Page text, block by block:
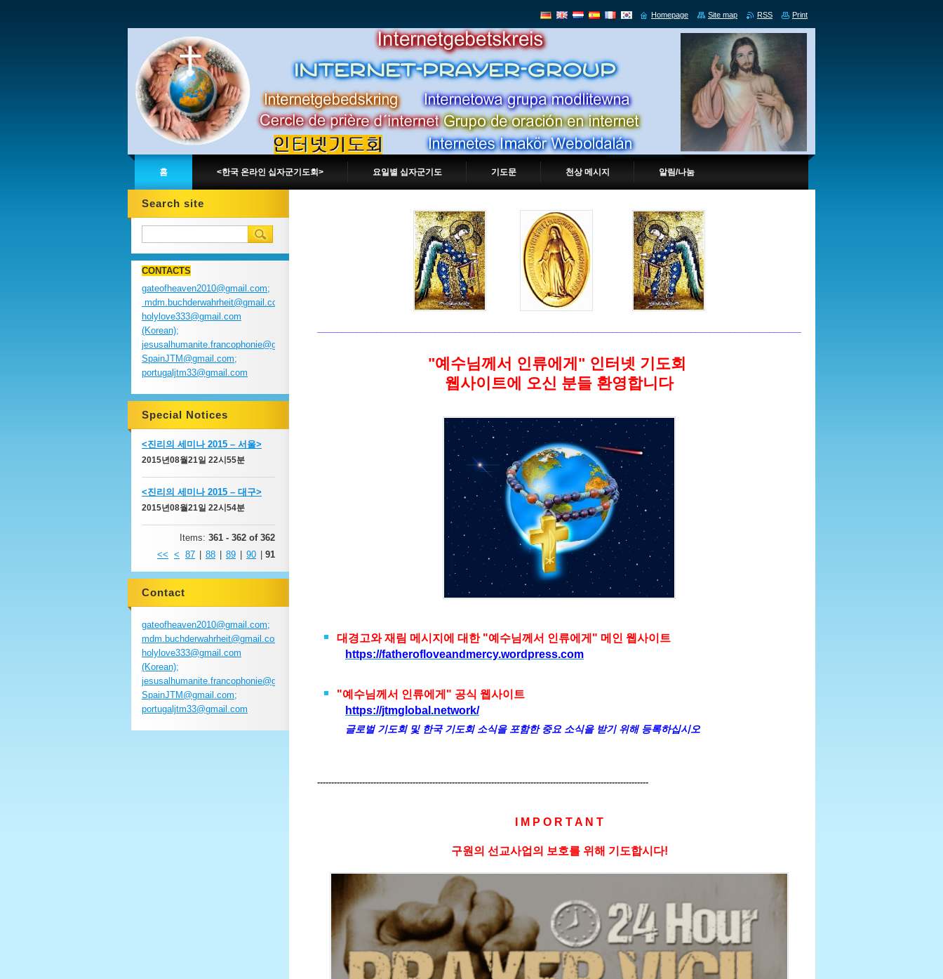
홈 <한국 온라인 십자군기도회> 요일별 십자군기도 기도문 천상 메시지 알림/나눔
"예수님께서 인류에게" 인터넷 기도회
웹사이트에 오신 분들 환영합니다
대경고와 재림 메시지에 대한 "예수님께서 인류에게" 메인 웹사이트
https://fatherofloveandmercy.wordpress.com
"예수님께서 인류에게" 공식 웹사이트
https://jtmglobal.network/
글로벌 기도회 및 한국 기도회 소식을 포함한 중요 소식을 받기 위해 등록하십시오
----------------------------------------------------------------------------------------------------------------------
I M P O R T A N T
구원의 선교사업의 보호를 위해 기도합시다!
Search site
CONTACTS
gateofheaven2010@gmail.com;
mdm.buchderwahrheit@gmail.com;
holylove333@gmail.com
(Korean);
jesusalhumanite.francophonie@gmail.com;
SpainJTM@gmail.com;
portugaljtm33@gmail.com
Special Notices
<진리의 세미나 2015 – 서울>
2015년08월21일 22시55분
<진리의 세미나 2015 – 대구>
2015년08월21일 22시54분
Items: 361 - 362 of 362
<< < 87 88 89 90 91
Contact
gateofheaven2010@gmail.com;
mdm.buchderwahrheit@gmail.com;
holylove333@gmail.com
(Korean);
jesusalhumanite.francophonie@gmail.com;
SpainJTM@gmail.com;
portugaljtm33@gmail.com
Homepage Site map RSS Print